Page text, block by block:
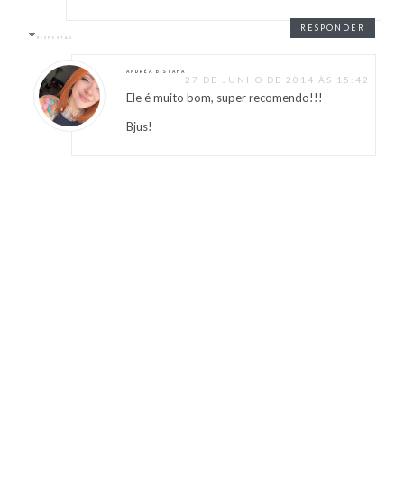
RESPONDER
RESPOSTAS
ANDRÉA BISTAFA
27 DE JUNHO DE 2014 ÀS 15:42
Ele é muito bom, super recomendo!!!
Bjus!